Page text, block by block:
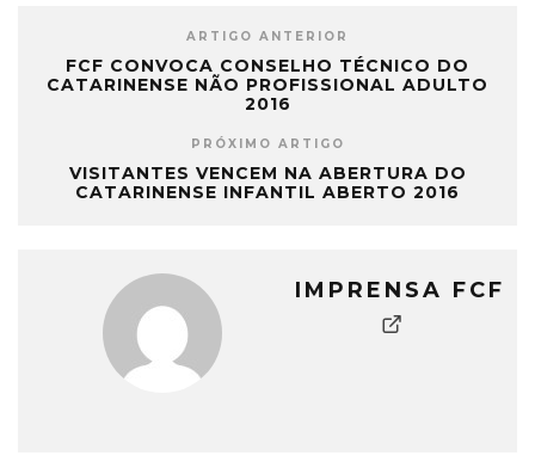
ARTIGO ANTERIOR
FCF CONVOCA CONSELHO TÉCNICO DO
CATARINENSE NÃO PROFISSIONAL ADULTO
2016
PRÓXIMO ARTIGO
VISITANTES VENCEM NA ABERTURA DO
CATARINENSE INFANTIL ABERTO 2016
IMPRENSA FCF